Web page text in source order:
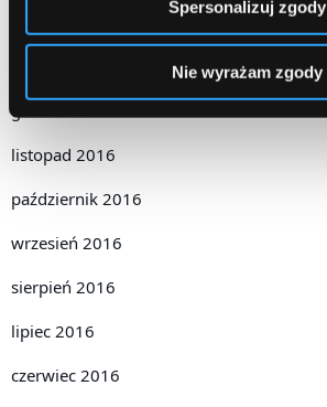
Spersonalizuj zgody
Nie wyrażam zgody
grudzień 2016
listopad 2016
październik 2016
wrzesień 2016
sierpień 2016
lipiec 2016
czerwiec 2016